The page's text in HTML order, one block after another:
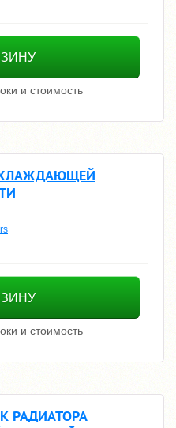
и стоимость
и стоимость
РАДИАТОРА